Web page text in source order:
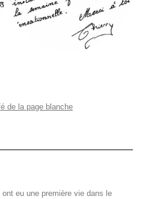
de la page blanche
ont eu une première vie dans le